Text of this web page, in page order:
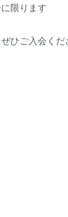
限ります
ひご入会くだ